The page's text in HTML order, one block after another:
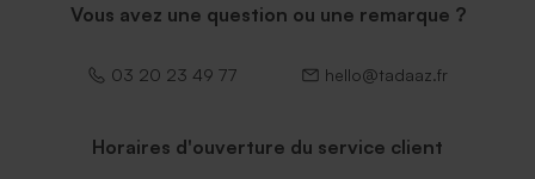
Vous avez une question ou une remarque ?
03 20 23 49 77 hello@tadaaz.fr
Horaires d'ouverture du service client